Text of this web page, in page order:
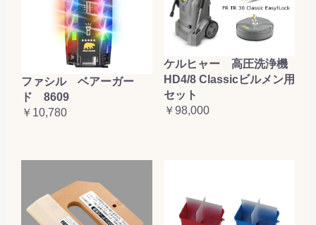
ファシル ベアーガー
ド 8609
￥10,780
ケルヒャー 高圧洗浄機
HD4/8 Classicビルメン用
セット
￥98,000